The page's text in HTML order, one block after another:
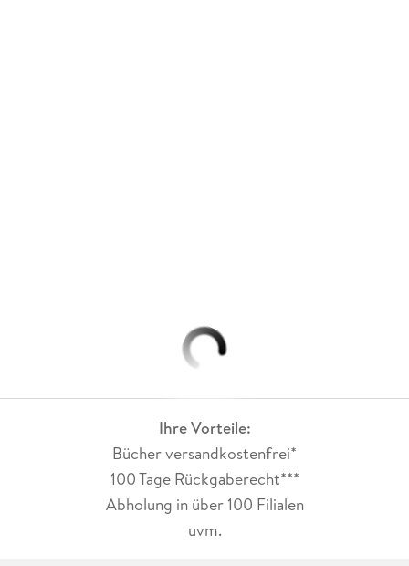
Ihre Vorteile:
Bücher versandkostenfrei*
100 Tage Rückgaberecht***
Abholung in über 100 Filialen
uvm.